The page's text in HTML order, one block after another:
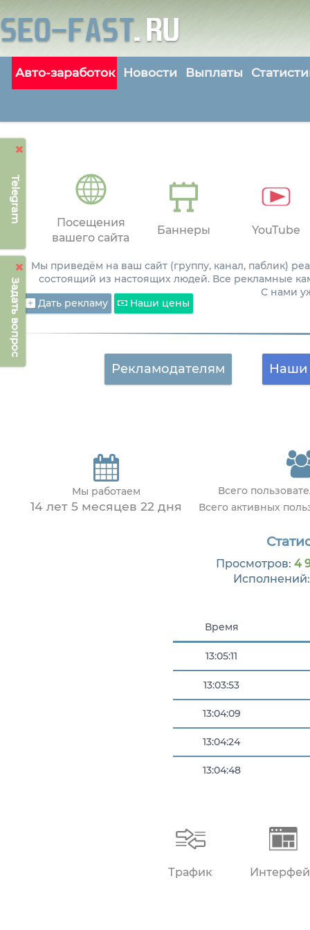
Telegram
Задать вопрос
Авто-заработок Новости Выплаты
Посещения
вашего сайта
Баннеры YouTube
Мы приведём на ваш сайт (группу, канал, паблик)
состоящий из настоящих людей. Все рекламные
С нами
Дать рекламу
Наши цены
Рекламодателям Наши
Мы работаем
14 лет 5 месяцев 22 дня
Всего
Всего активных
Просмотров: 4
Время
13:05:11
13:03:53
13:04:09
13:04:24
13:04:48
Трафик